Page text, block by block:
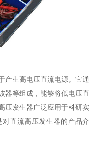
产生高电压直流电源。它通
器等组成，能够将低电压直
压发生器广泛应用于科研实
直流高压发生器的产品介